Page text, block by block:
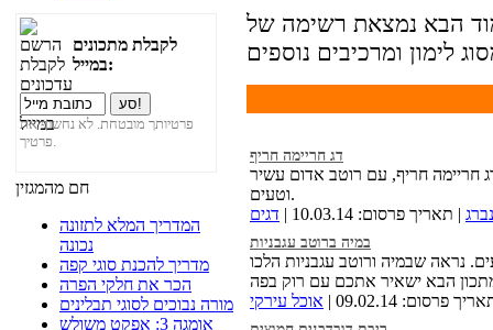
לקבלת מתכונים
במייל:
פרטיותך מובטחת. לא נחשוף את
פרטיך.
חם מהמגזין
המדריך המלא לתזונה
נכונה
מדריך להכנת סוגי קפה
הכר את חלקי הפרה
מורה נבוכים לסוגי תבלינים
אומגה 3: אפקט משולש
הבא נמצאת רשימה של
דג חריימה חריף
חריימה חריף, עם רוטב אדום עשיר
וטעים.
| תאריך פרסום: 10.03.14 | דגים
במיה ברוטב עגבניות
נראה שבמיה ורוטב עגבניות הלכו
פרסום: 09.02.14 | אוכל עירקי